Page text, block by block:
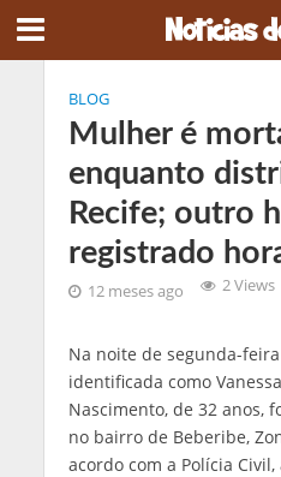
BLOG
Mulher é
enquanto
Recife; outro
registrado
12 meses ago 2 Views
Na noite de segunda-
identificada como
Nascimento, de 32 anos,
no bairro de Beberibe,
acordo com a Polícia